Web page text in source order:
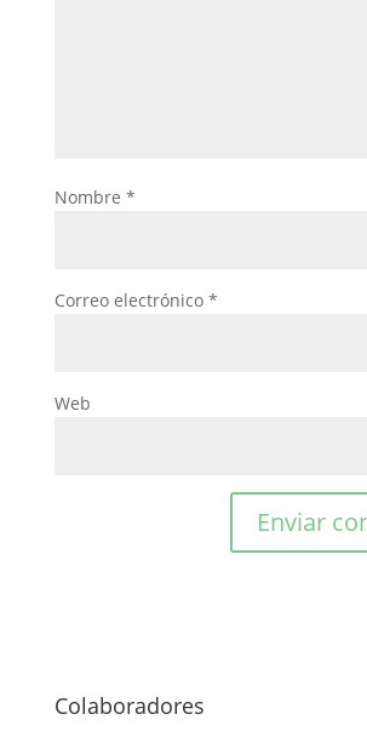
Nombre *
Correo electrónico *
Web
Colaboradores